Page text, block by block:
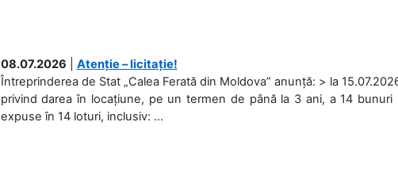
08.07.2026
Atenție – licitație!
Întreprinderea de Stat „Calea Ferată din Moldova” anunță: > la
privind darea în locațiune, pe un termen de până la 3 ani, a 14
expuse în 14 loturi, inclusiv: ...